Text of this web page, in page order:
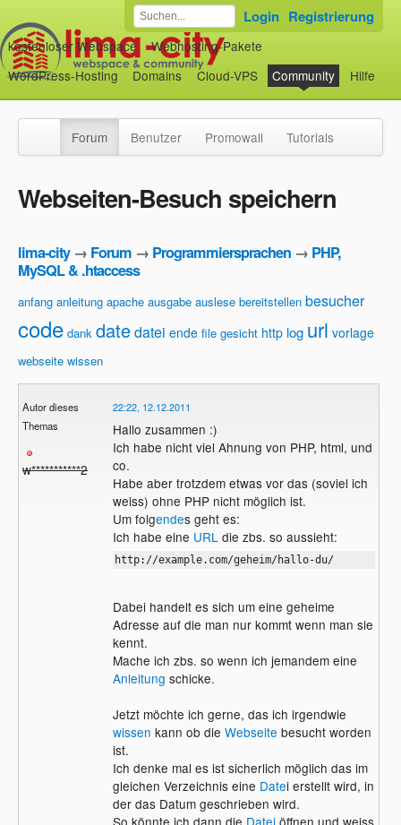
kostenloser Webspace
Webhosting-Pakete
WordPress-Hosting
Domains Cloud-VPS Community Hilfe
Login Registrierung
Forum Benutzer Promowall Tutorials
Webseiten-Besuch speichern
lima-city→ Forum → Programmiersprachen → PHP,
MySQL & .htaccess
anfang anleitung apache ausgabe auslese bereitstellen besucher
code dank datedatei ende file gesicht http log url vorlage
webseite wissen
Autor dieses
Themas
w***********2
22:22, 12.12.2011
Hallo zusammen :)
Ich habe nicht viel Ahnung von PHP, html, und
co.
Habe aber trotzdem etwas vor das (soviel ich
weiss) ohne PHP nicht möglich ist.
Um folgendes geht es:
Ich habe eine URL die zbs. so aussieht:
http://example.com/geheim/hallo-du/
Dabei handelt es sich um eine geheime
Adresse auf die man nur kommt wenn man sie
kennt.
Mache ich zbs. so wenn ich jemandem eine
Anleitung schicke.
Jetzt möchte ich gerne, das ich irgendwie
wissen kann ob die Webseite besucht worden
ist.
Ich denke mal es ist sicherlich möglich das im
gleichen Verzeichnis eine Datei erstellt wird, in
der das Datum geschrieben wird.
So könnte ich dann die Dateiöffnen und weiss